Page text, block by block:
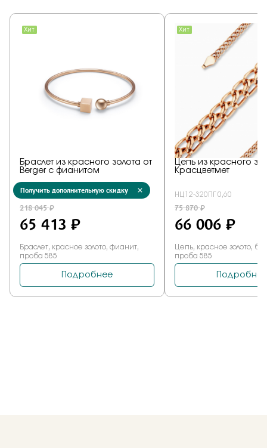
Получить дополнительную скидку